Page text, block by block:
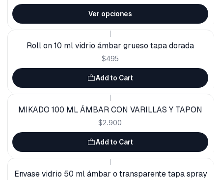
Ver opciones
Roll on 10 ml vidrio ámbar grueso tapa dorada
$495
Add to Cart
MIKADO 100 ML ÁMBAR CON VARILLAS Y TAPON
$2.900
Add to Cart
Envase vidrio 50 ml ámbar o transparente tapa spray